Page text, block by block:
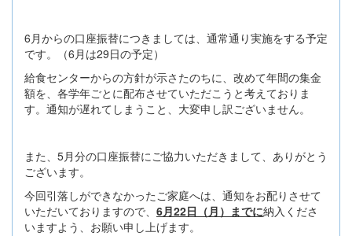
6月からの口座振替につきましては、通常通り実施をする予定
です。（6月は29日の予定）
給食センターからの方針が示さたのちに、改めて年間の集金
額を、各学年ごとに配布させていただこうと考えておりま
す。通知が遅れてしまうこと、大変申し訳ございません。
また、5月分の口座振替にご協力いただきまして、ありがとう
ございます。
今回引落しができなかったご家庭へは、通知をお配りさせて
いただいておりますので、 6月22日（月）までに納入くださ
いますよう、お願い申し上げます。